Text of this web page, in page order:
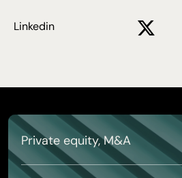
Linkedin
Private equity, M&A